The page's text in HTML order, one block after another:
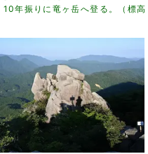
年振りに竜ヶ岳へ登る。（標高